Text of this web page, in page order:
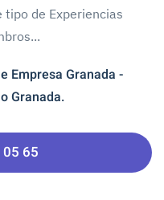
tipo de Experiencias
Empresa Granada -
Granada.
65